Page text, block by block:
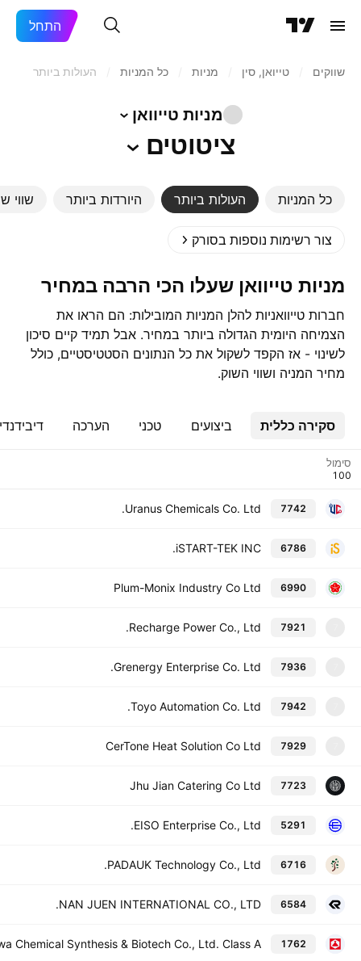
התחל
שווקים טייואן, סין מניות‏ כל המניות העולות ביותר
מניות טייוואן
ציטוטים
כל המניות העולות ביותר היורדות ביותר שווי
צור רשימות נוספות בסורק
מניות טייוואן שעלו הכי הרבה במחיר
חברות טייוואניות להלן המניות המובילות: הם הראו את
הצמיחה היומית הגדולה ביותר במחיר. אבל תמיד קיים סיכון
לשינוי - אז הקפד לשקול את כל הנתונים הסטטיסטיים, כולל
מחיר המניה ושווי השוק.
סקירה כללית ביצועים טכני הערכה
סימול
7742
Uranus Chemicals Co. Ltd.
6786
iSTART-TEK INC.
6990
Plum-Monix Industry Co Ltd
7921
Recharge Power Co., Ltd.
7936
Grenergy Enterprise Co. Ltd.
7942
Toyo Automation Co. Ltd.
7929
CerTone Heat Solution Co Ltd
7723
Jhu Jian Catering Co Ltd
5291
EISO Enterprise Co., Ltd.
6716
PADAUK Technology Co., Ltd.
6584
NAN JUEN INTERNATIONAL CO., LTD.
1762
Chemical Synthesis & Biotech Co., Ltd. Class A